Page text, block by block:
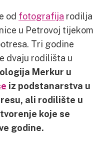
od fotografija rodilja
u Petrovoj tijekom
Tri godine
dvaju rodilišta u
Merkur u
iz podstanarstva u
ali rodilište u
koje se
godine.